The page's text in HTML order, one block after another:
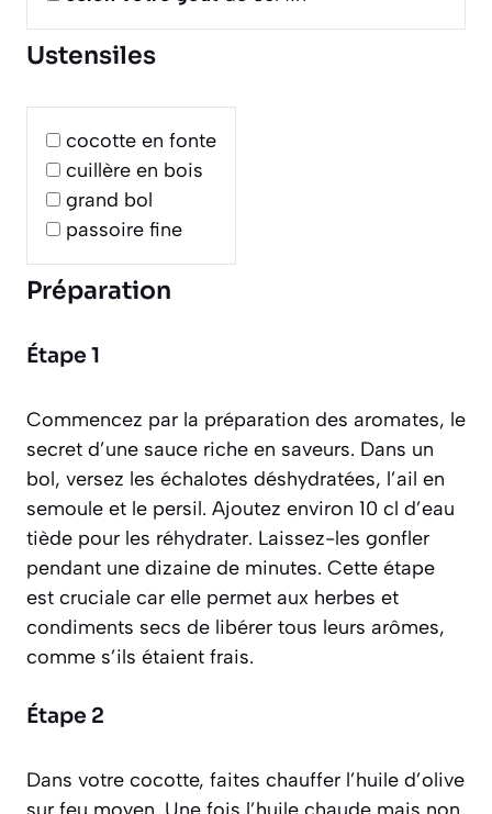
Ustensiles
cocotte en fonte
cuillère en bois
grand bol
passoire fine
Préparation
Étape 1
Commencez par la préparation des aromates, le
secret d’une sauce riche en saveurs. Dans un
bol, versez les échalotes déshydratées, l’ail en
semoule et le persil. Ajoutez environ 10 cl d’eau
tiède pour les réhydrater. Laissez-les gonfler
pendant une dizaine de minutes. Cette étape
est cruciale car elle permet aux herbes et
condiments secs de libérer tous leurs arômes,
comme s’ils étaient frais.
Étape 2
Dans votre cocotte, faites chauffer l’huile d’olive